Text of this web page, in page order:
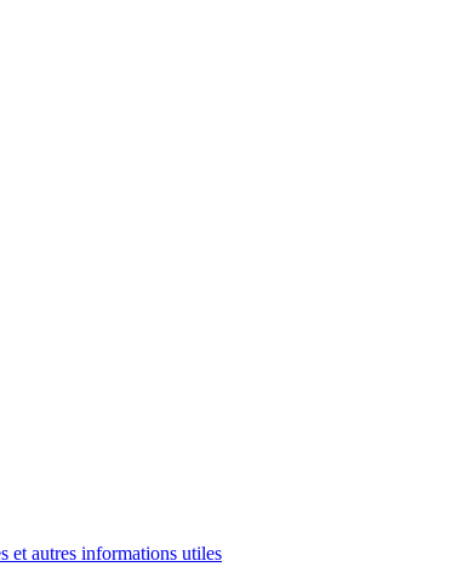
et autres informations utiles